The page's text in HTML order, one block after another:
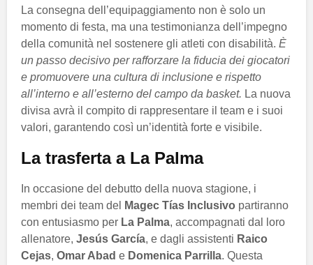
La consegna dell’equipaggiamento non è solo un
momento di festa, ma una testimonianza dell’impegno
della comunità nel sostenere gli atleti con disabilità. È
un passo decisivo per rafforzare la fiducia dei giocatori
e promuovere una cultura di inclusione e rispetto
all’interno e all’esterno del campo da basket. La nuova
divisa avrà il compito di rappresentare il team e i suoi
valori, garantendo così un’identità forte e visibile.
La trasferta a La Palma
In occasione del debutto della nuova stagione, i
membri dei team del
Magec Tías Inclusivo partiranno
con entusiasmo per La Palma, accompagnati dal loro
allenatore, Jesús García, e dagli assistenti Raico
Cejas, Omar Abad e Domenica Parrilla. Questa